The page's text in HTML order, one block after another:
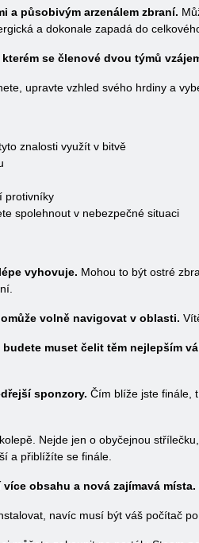
a působivým arzenálem zbraní.
a dokonale zapadá do
se členové dvou týmů
upravte vzhled svého hrdiny a
znalosti využít v bitvě
protivníky
spolehnout v nebezpečné situaci
vyhovuje. Mohou to být ostré
volně navigovat v oblasti.
muset čelit těm nejlepším
sponzory. Čím blíže jste finále,
Nejde jen o obyčejnou
a přiblížíte se finále.
obsahu a nová zajímavá
navíc musí být váš počítač